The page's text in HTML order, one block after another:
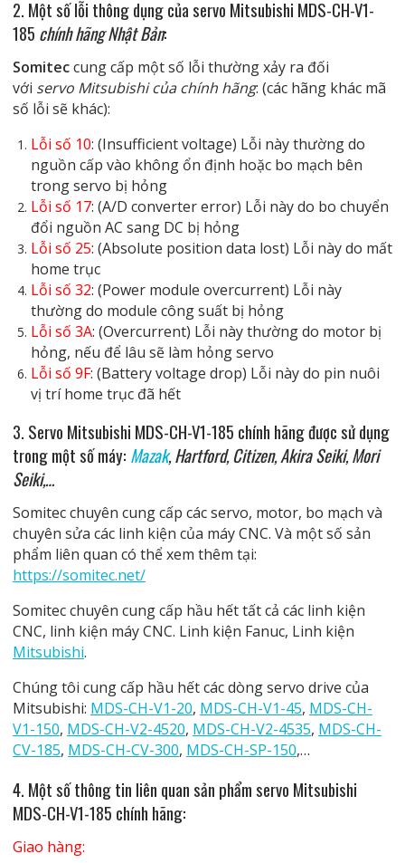
2. Một số lỗi thông dụng của servo Mitsubishi MDS-CH-V1-
185 chính hãng Nhật Bản:
Somiteccung cấp một số lỗi thường xảy ra đối
với servo Mitsubishi của chính hãng: (các hãng khác mã
số lỗi sẽ khác):
Lỗi số 10: (Insufficient voltage) Lỗi này thường do
nguồn cấp vào không ổn định hoặc bo mạch bên
trong servo bị hỏng
Lỗi số 17: (A/D converter error) Lỗi này do bo chuyển
đổi nguồn AC sang DC bị hỏng
Lỗi số 25: (Absolute position data lost) Lỗi này do mất
home trục
Lỗi số 32: (Power module overcurrent) Lỗi này
thường do module công suất bị hỏng
Lỗi số 3A: (Overcurrent) Lỗi này thường do motor bị
hỏng, nếu để lâu sẽ làm hỏng servo
Lỗi số 9F: (Battery voltage drop) Lỗi này do pin nuôi
vị trí home trục đã hết
3. Servo Mitsubishi MDS-CH-V1-185 chính hãng được sử dụng
trong một số máy: Mazak,Hartford, Citizen, Akira Seiki, Mori
Seiki,…
Somitec chuyên cung cấp các servo, motor, bo mạch và
chuyên sửa các linh kiện của máy CNC. Và một số sản
phẩm liên quan có thể xem thêm tại:
https://somitec.net/
Somitec chuyên cung cấp hầu hết tất cả các linh kiện
CNC, linh kiện máy CNC. Linh kiện Fanuc, Linh kiện
Mitsubishi.
Chúng tôi cung cấp hầu hết các dòng servo drive của
Mitsubishi: MDS-CH-V1-20, MDS-CH-V1-45, MDS-CH-
V1-150, MDS-CH-V2-4520, MDS-CH-V2-4535, MDS-CH-
CV-185, MDS-CH-CV-300, MDS-CH-SP-150,…
4. Một số thông tin liên quansản phẩm servo Mitsubishi
MDS-CH-V1-185 chính hãng:
Giao hàng: